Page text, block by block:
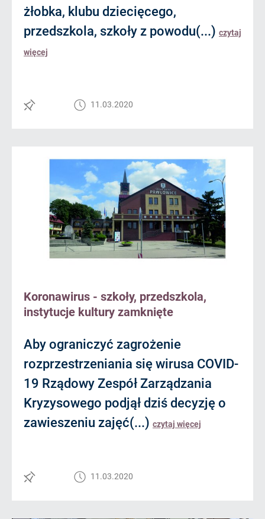
żłobka, klubu dziecięcego,
przedszkola, szkoły z powodu(...) czytaj
więcej
11.03.2020
Koronawirus - szkoły, przedszkola,
instytucje kultury zamknięte
Aby ograniczyć zagrożenie
rozprzestrzeniania się wirusa COVID-
19 Rządowy Zespół Zarządzania
Kryzysowego podjął dziś decyzję o
zawieszeniu zajęć(...) czytaj więcej
11.03.2020